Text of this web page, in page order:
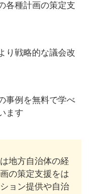
各種計画の策定支
り戦略的な議会改
事例を無料で学べ
ます
地方自治体の経
の策定支援をは
ョン提供や自治